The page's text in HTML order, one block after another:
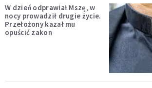
W dzień odprawiał Mszę, w
nocy prowadził drugie życie.
Przełożony kazał mu
opuścić zakon